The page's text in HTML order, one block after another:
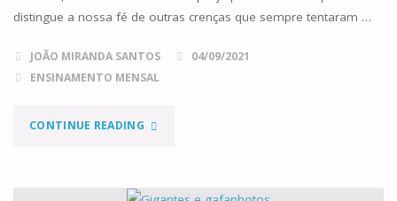
distingue a nossa fé de outras crenças que sempre tentaram …
JOÃO MIRANDA SANTOS
04/09/2021
ENSINAMENTO MENSAL
CONTINUE READING"A